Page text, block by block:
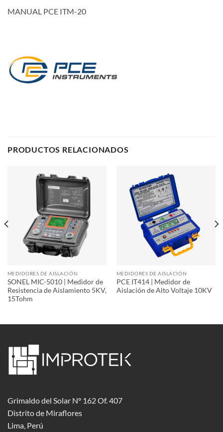
MANUAL PCE ITM-20
PRODUCTOS RELACIONADOS
MEDIDORES DE AISLACIÓN
SONEL MIC-5010 | Medidor de
Resistencia de Aislamiento 5KV,
15Tohm
MEDIDORES DE AISLACIÓN
PCE IT414 | Medidor de
Aislación de Alto Voltaje 10KV
Grimaldo del Solar Nº 162 Of. 407
Distrito de Miraflores
Lima, Perú